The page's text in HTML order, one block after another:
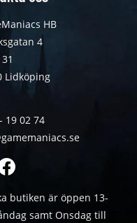
HB
4
Lidköping
19 02 74
butiken är öppen 13-
samt Onsdag till